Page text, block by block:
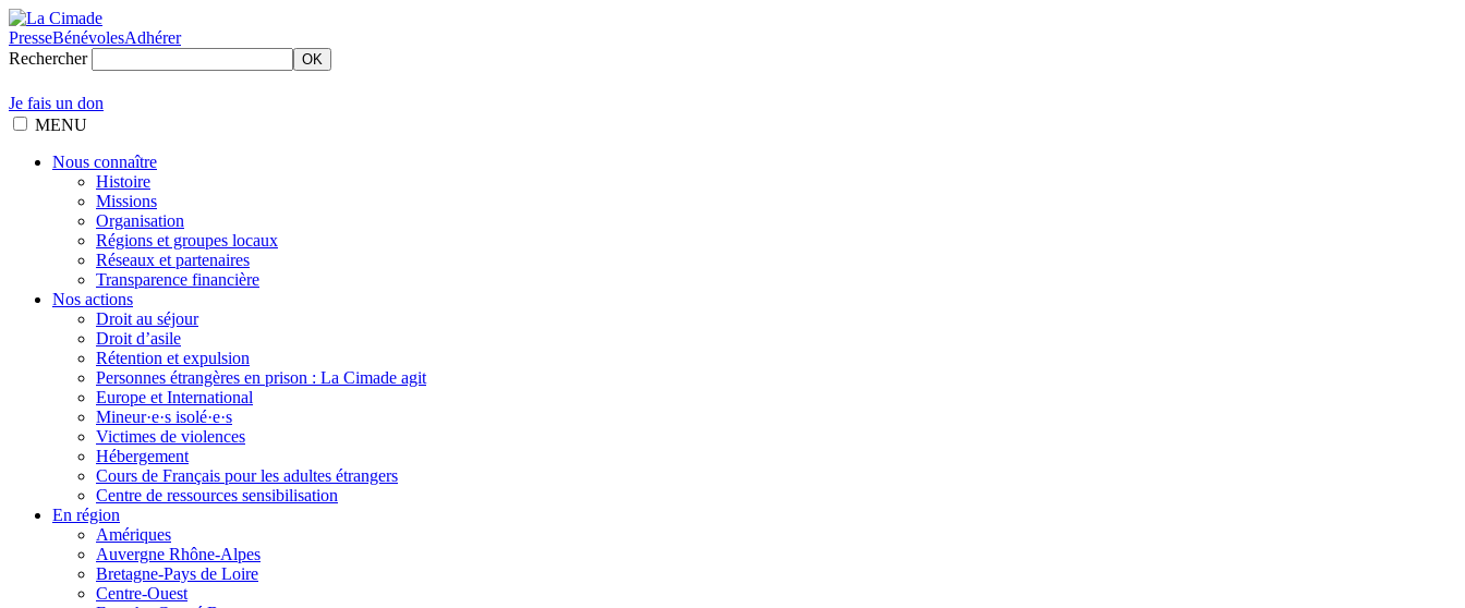
PresseBénévolesAdhérer
Rechercher
OK
Je fais un don
MENU
Nous connaître
Histoire
Missions
Organisation
Régions et groupes locaux
Réseaux et partenaires
Transparence financière
Nos actions
Droit au séjour
Droit d’asile
Rétention et expulsion
Personnes étrangères en prison : La Cimade agit
Europe et International
Mineur·e·s isolé·e·s
Victimes de violences
Hébergement
Cours de Français pour les adultes étrangers
Centre de ressources sensibilisation
En région
Amériques
Auvergne Rhône-Alpes
Bretagne-Pays de Loire
Centre-Ouest